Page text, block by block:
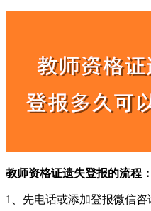
教师资格证遗失登报的流程：
1、先电话或添加登报微信